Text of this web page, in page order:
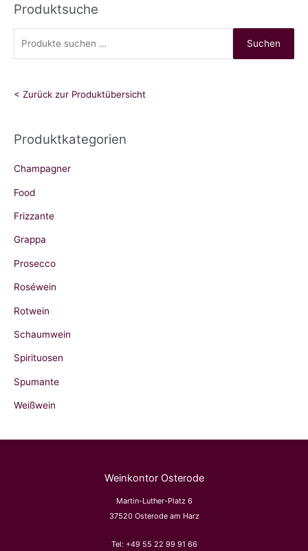
Produktsuche
h
a
:
Suchen
< Zurück zur Produktübersicht
Produktkategorien
Champagner
Food
Frizzante
Grappa
Prosecco
Roséwein
Rotwein
Schaumwein
Spirituosen
Spumante
Weißwein
Weinkontor Osterode
Martin-Luther-Platz 6
37520 Osterode am Harz
Tel: +49 55 22 99 91 66